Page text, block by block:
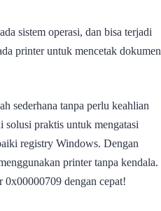
sistem operasi, dan bisa terjadi
printer untuk mencetak dokumen
sederhana tanpa perlu keahlian
praktis untuk mengatasi
registry Windows. Dengan
printer tanpa kendala.
dengan cepat!